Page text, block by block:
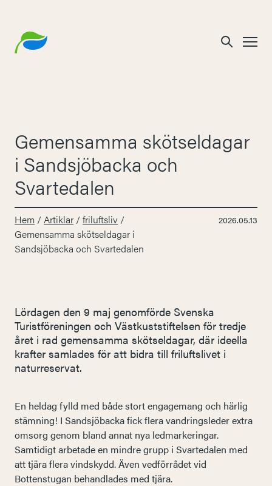
Gemensamma skötseldagar
i Sandsjöbacka och
Svartedalen
Hem / Artiklar / friluftsliv /
Gemensamma skötseldagar i
Sandsjöbacka och Svartedalen
2026.05.13
Lördagen den 9 maj genomförde Svenska
Turistföreningen och Västkuststiftelsen för tredje
året i rad gemensamma skötseldagar, där ideella
krafter samlades för att bidra till friluftslivet i
naturreservat.
En heldag fylld med både stort engagemang och härlig
stämning! I Sandsjöbacka fick flera vandringsleder extra
omsorg genom bland annat nya ledmarkeringar.
Samtidigt arbetade en mindre grupp i Svartedalen med
att tjära flera vindskydd. Även vedförrådet vid
Bottenstugan behandlades med tjära.